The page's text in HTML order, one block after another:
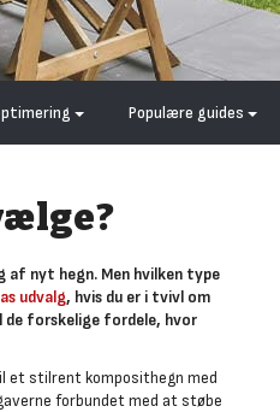
Populære guides
nyt hegn. Men hvilken type
udvalg, hvis du er i tvivl om
forskelige fordele, hvor
stilrent komposithegn med
forbundet med at støbe